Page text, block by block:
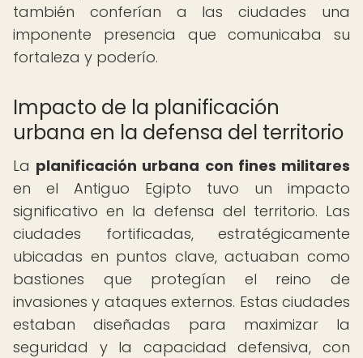
también conferían a las ciudades una
imponente presencia que comunicaba su
fortaleza y poderío.
Impacto de la planificación
urbana en la defensa del territorio
La planificación urbana con fines militares
en el Antiguo Egipto tuvo un impacto
significativo en la defensa del territorio. Las
ciudades fortificadas, estratégicamente
ubicadas en puntos clave, actuaban como
bastiones que protegían el reino de
invasiones y ataques externos. Estas ciudades
estaban diseñadas para maximizar la
seguridad y la capacidad defensiva, con